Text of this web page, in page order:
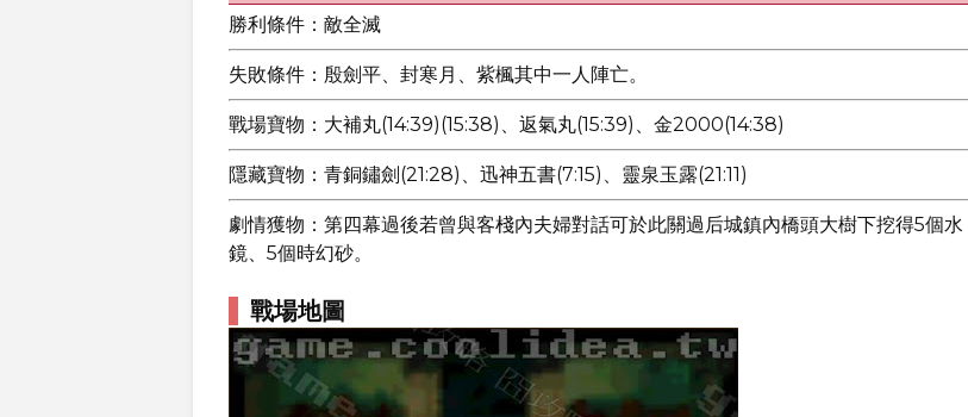
勝利條件：敵全滅
失敗條件：殷劍平、封寒月、紫楓其中一人陣亡。
戰場寶物：大補丸(14:39)(15:38)、返氣丸(15:39)、金2000(14:38)
隱藏寶物：青銅鏽劍(21:28)、迅神五書(7:15)、靈泉玉露(21:11)
劇情獲物：第四幕過後若曾與客棧內夫婦對話可於此關過后城鎮內橋頭大樹下挖得5個水
鏡、5個時幻砂。
戰場地圖